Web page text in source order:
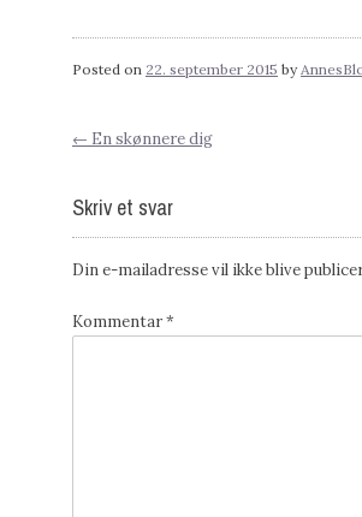
Posted on 22. september 2015 by
Post
navigation
← En skønnere dig
Skriv et svar
Din e-mailadresse vil ikke blive
Kommentar*